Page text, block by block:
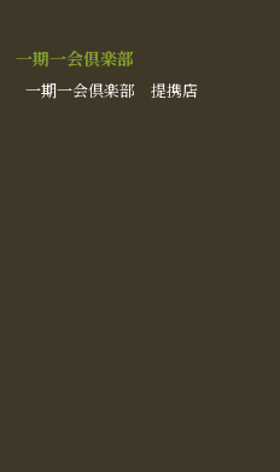
一期一会倶楽部
一期一会倶楽部 提携店